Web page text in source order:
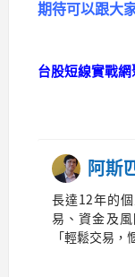
期待可以跟大
台股短線實戰網
阿斯
長達12年的
易、資金及
「輕鬆交易